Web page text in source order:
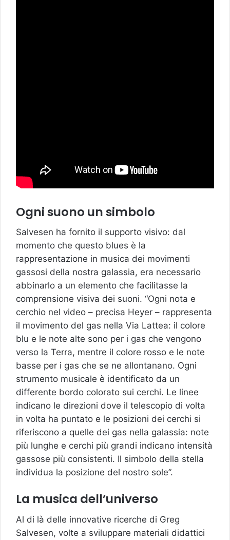
Ogni suono un simbolo
Salvesen ha fornito il supporto visivo: dal
momento che questo blues è la
rappresentazione in musica dei movimenti
gassosi della nostra galassia, era necessario
abbinarlo a un elemento che facilitasse la
comprensione visiva dei suoni. “Ogni nota e
cerchio nel video – precisa Heyer – rappresenta
il movimento del gas nella Via Lattea: il colore
blu e le note alte sono per i gas che vengono
verso la Terra, mentre il colore rosso e le note
basse per i gas che se ne allontanano. Ogni
strumento musicale è identificato da un
differente bordo colorato sui cerchi. Le linee
indicano le direzioni dove il telescopio di volta
in volta ha puntato e le posizioni dei cerchi si
riferiscono a quelle dei gas nella galassia: note
più lunghe e cerchi più grandi indicano intensità
gassose più consistenti. Il simbolo della stella
individua la posizione del nostro sole”.
La musica dell’universo
Al di là delle innovative ricerche di Greg
Salvesen, volte a sviluppare materiali didattici